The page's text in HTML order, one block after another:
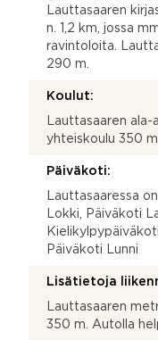
Lauttasaaren
n. 1,2 km, jossa
ravintoloita.
290 m.
Koulut:
Lauttasaaren
yhteiskoulu 350 m
Päiväkoti:
Lauttasaaressa
Lokki, Päiväkoti
Päiväkoti Lunni
Lisätietoja
Lauttasaaren
350 m. Autolla